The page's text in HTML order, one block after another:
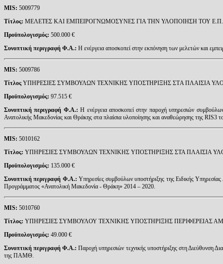
MIS: 5009779
Τίτλος: ΜΕΛΕΤΕΣ ΚΑΙ ΕΜΠΕΙΡΟΓΝΩΜΟΣΥΝΕΣ ΓΙΑ ΤΗΝ ΥΛΟΠΟΙΗΣΗ ΤΟΥ
Προϋπολογισμός: 500.000 €
Συνοπτική περιγραφή Φ.Α.: Η ενέργεια αποσκοπεί στην εκπόνηση των μελετών και
MIS: 5009786
Τίτλος ΥΠΗΡΕΣΙΕΣ ΣΥΜΒΟΥΛΩΝ ΤΕΧΝΙΚΗΣ ΥΠΟΣΤΗΡΙΞΗΣ ΣΤA ΠΛΑΙΣΙA
Προϋπολογισμός: 97.515 €
Συνοπτική περιγραφή Φ.Α.: Η ενέργεια αποσκοπεί στην παροχή υπηρεσιών
Ανατολικής Μακεδονίας και Θράκης στα πλαίσια υλοποίησης και αναθεώρησης
MIS: 5010162
Τίτλος: ΥΠΗΡΕΣΙΕΣ ΣΥΜΒΟΥΛΩΝ ΤΕΧΝΙΚΗΣ ΥΠΟΣΤΗΡΙΞΗΣ ΣΤΑ ΠΛΑΙΣΙΑ
Προϋπολογισμός: 135.000 €
Συνοπτική περιγραφή Φ.Α.: Υπηρεσίες συμβούλων υποστήριξης της Ειδικής
Προγράμματος «Ανατολική Μακεδονία - Θράκη» 2014 – 2020.
MIS: 5010760
Τίτλος: ΥΠΗΡΕΣΙΕΣ ΣΥΜΒΟΥΛΟΥ ΤΕΧΝΙΚΗΣ ΥΠΟΣΤΗΡΙΞΗΣ ΠΕΡΙΦΕΡΕΙΑΣ
Προϋπολογισμός: 49.000 €
Συνοπτική περιγραφή Φ.Α.: Παροχή υπηρεσιών τεχνικής υποστήριξης στη Διεύθυνση
της ΠΑΜΘ.